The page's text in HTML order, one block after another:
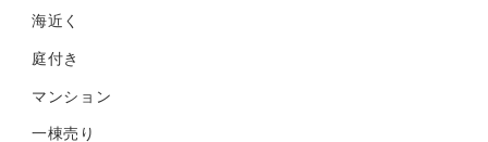
海近く
庭付き
マンション
一棟売り